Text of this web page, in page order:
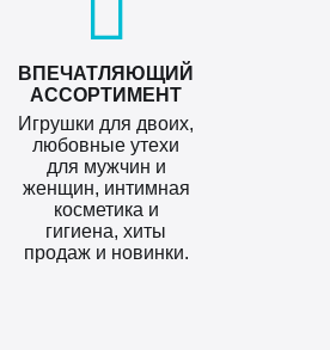
ВПЕЧАТЛЯЮЩИЙ
АССОРТИМЕНТ
Игрушки для двоих,
любовные утехи
для мужчин и
женщин, интимная
косметика и
гигиена, хиты
продаж и новинки.